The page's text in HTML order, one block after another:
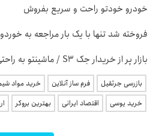
خودرو خودتو راحت و سریع بفروش
فروخته شد تنها با یک بار مراجعه به خوردو45
بازار پر از خریدار جک S3 / ماشینتو به راحتی بفروش
بازرسی جرثقیل فرم ساز آنلاین خرید مواد
خرید یوسی
اقتصاد ایرانی بهترین بروکر